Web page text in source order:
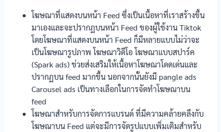
โฆษณาที่แสดงบนหน้า Feed ซึ่งเป็นเนื้อหาที่เราสร้างขึ้น
มาเองและจะปรากฏบนหน้า Feed ของผู้ใช้งาน Tiktok
โดยโฆษณาที่แสดงบนหน้า Feed ก็มีหลายแบบไม่ว่าจะ
เป็นโฆษณารูปภาพ โฆษณาวิดีโอ โฆษณาแบบสปาร์ค
(Spark ads) ช่วยส่งเสริมให้เนื้อหาโฆษณาโดดเด่นและ
ปรากฏบน feed มากขึ้น นอกจากนั้นยังมี pangle ads
Carousel ads เป็นทางเลือกในการจัดทำโฆษณาบน
feed
โฆษณาสำหรับการจัดการแบรนด์ ที่มีความคล้ายคลึงกับ
โฆษณาบน Feed แต่จะมีการจัดรูปแบบเพิ่มเติมสำหรับ